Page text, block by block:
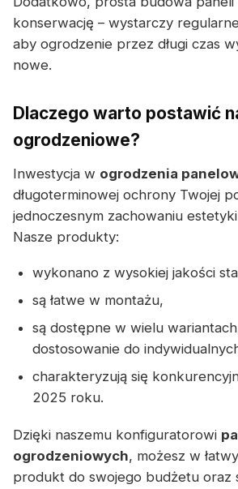
konserwację – wystarczy
aby ogrodzenie przez długi czas
nowe.
Dlaczego warto postawić
ogrodzeniowe?
Inwestycja w ogrodzenia
długoterminowej ochrony Twojej
jednoczesnym zachowaniu
Nasze produkty:
wykonano z wysokiej jakości
są łatwe w montażu,
są dostępne w wielu
dostosowanie do
charakteryzują się
2025 roku.
Dzięki naszemu konfiguratorowi
ogrodzeniowych, możesz w
produkt do swojego budżetu oraz